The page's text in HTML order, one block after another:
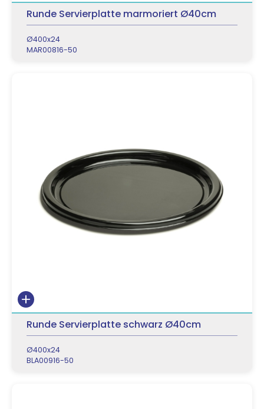
Runde Servierplatte marmoriert Ø40cm
Ø400x24
MAR00816-50
Runde Servierplatte schwarz Ø40cm
Ø400x24
BLA00916-50